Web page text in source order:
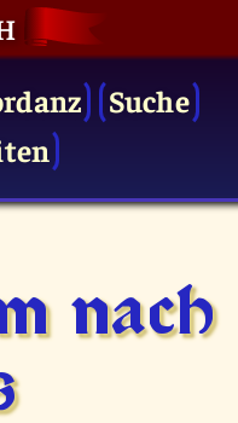
Suche
nach